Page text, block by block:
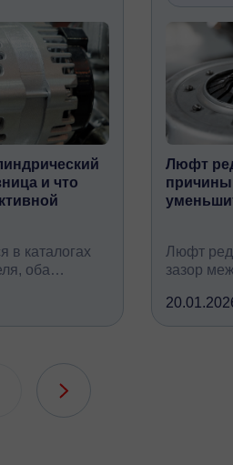
и что
в каталогах
оба
при
Люфт
Люфт
зазор
всех